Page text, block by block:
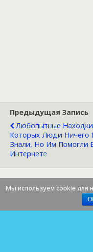
Предыдущая Запись
Любопытные
Которых Люди Ничего
Знали, Но Им Помогли
Интернете
Мы используем cookie для